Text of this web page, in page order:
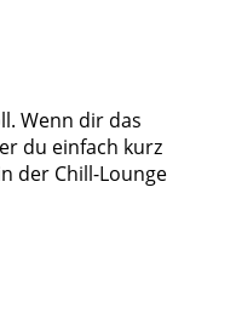
Wenn dir das
du einfach kurz
der Chill-Lounge